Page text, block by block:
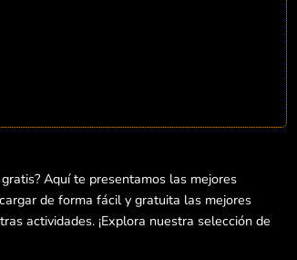
Aquí te presentamos las mejores
de forma fácil y gratuita las mejores
actividades. ¡Explora nuestra selección de